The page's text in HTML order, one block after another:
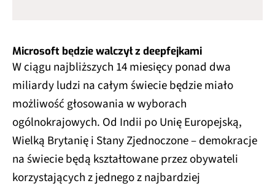
Microsoft będzie walczył z deepfejkami
W ciągu najbliższych 14 miesięcy ponad dwa
miliardy ludzi na całym świecie będzie miało
możliwość głosowania w wyborach
ogólnokrajowych. Od Indii po Unię Europejską,
Wielką Brytanię i Stany Zjednoczone – demokracje
na świecie będą kształtowane przez obywateli
korzystających z jednego z najbardziej